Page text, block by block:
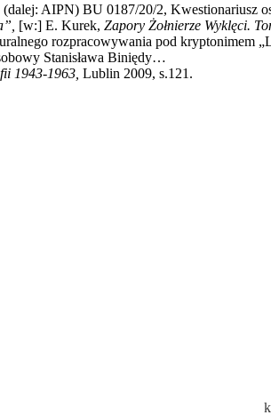
AIPN) BU 0187/20/2, Kwestionariusz
[w:] E. Kurek, Zapory Żołnierze Wyklęci.
rozpracowywania pod kryptonimem
Stanisława Biniędy…
1943-1963, Lublin 2009, s.121.